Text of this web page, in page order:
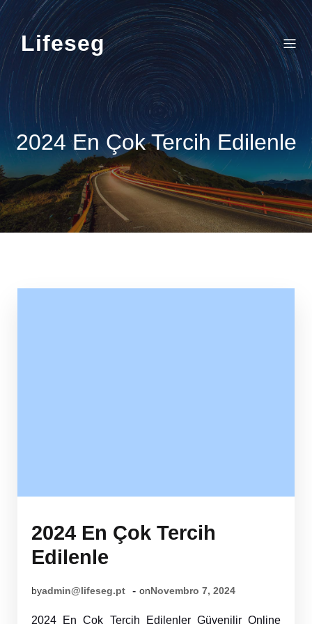
Skip
content
Lifeseg
2024 En Çok Tercih Edilenle
2024 En Çok Tercih
Edilenle
byadmin@lifeseg.pt - onNovembro 7, 2024
2024 En Çok Tercih Edilenler Güvenilir Online